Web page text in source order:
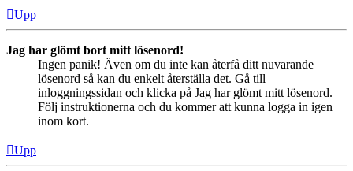
Upp
Jag har glömt bort mitt lösenord!
Ingen panik! Även om du inte kan återfå ditt nuvarande
lösenord så kan du enkelt återställa det. Gå till
inloggningssidan och klicka på Jag har glömt mitt lösenord.
Följ instruktionerna och du kommer att kunna logga in igen
inom kort.
Upp